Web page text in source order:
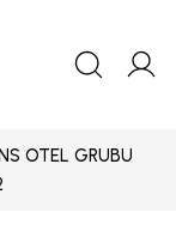
OTEL GRUBU